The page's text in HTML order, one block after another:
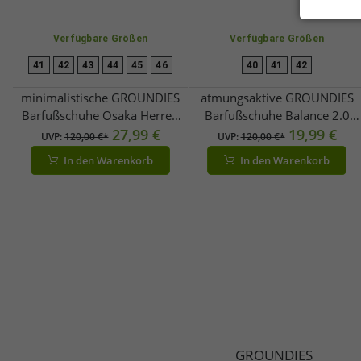
Verfügbare Größen
41 42 43 44 45 46
minimalistische GROUNDIES
Barfußschuhe Osaka Herren
Low-Top Sneaker mit
TrueSense Sohle Schnür-
Schuhe GND-280262-03 Beige
UVP:120,00 €* 27,99 €
In den Warenkorb
Verfügbare Größen
40 41 42
atmungsaktive GROUNDIES
Barfußschuhe Balance 2.0
Herren Low-Top Sneaker mit
TrueSense Sohle Schnür-
Schuhe GND-230259-02 Weiß
UVP:120,00 €* 19,99 €
In den Warenkorb
GROUNDIES